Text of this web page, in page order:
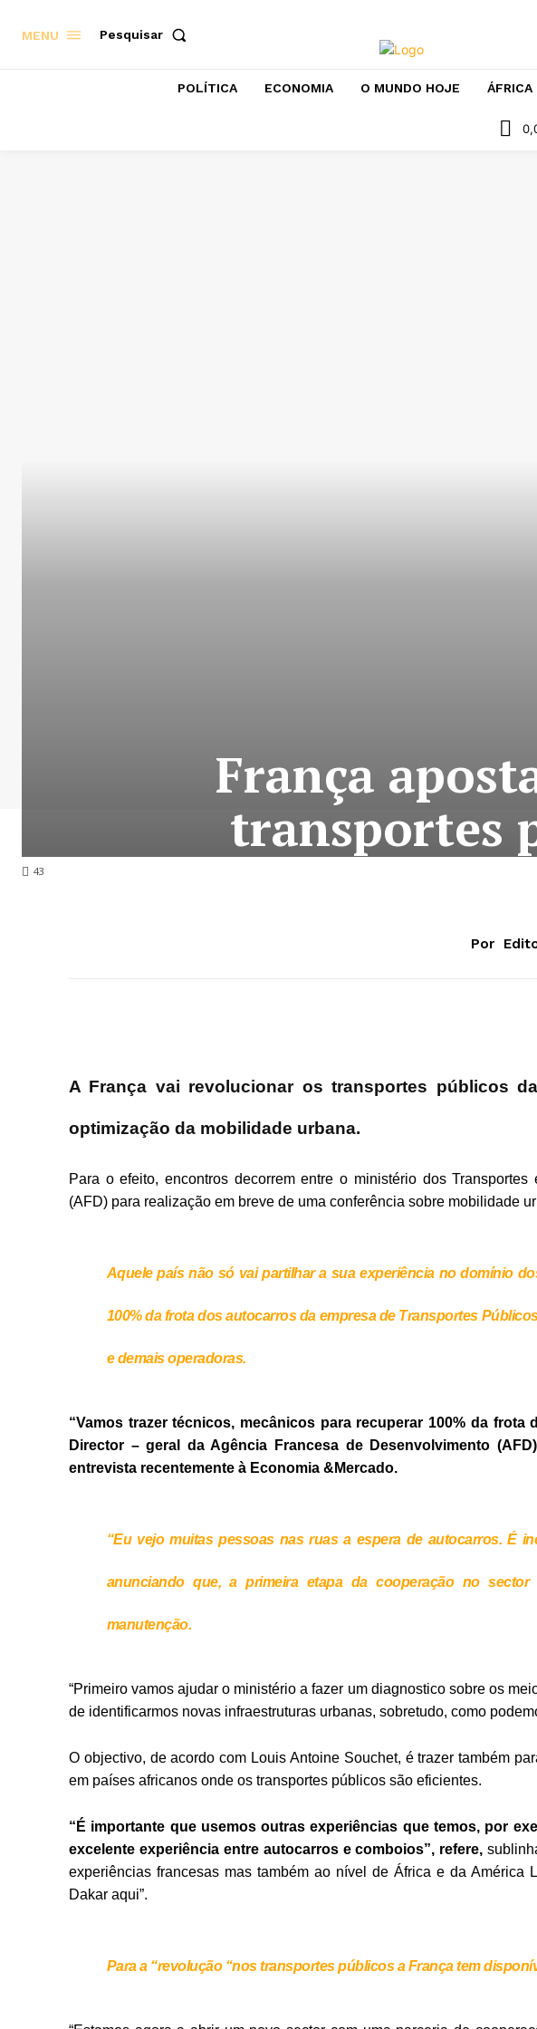
MENU Pesquisar
POLÍTICA ECONOMIA O MUNDO HOJE ÁFRICA
43
França
transportes
Por
A França vai revolucionar os transportes públicos
optimização da mobilidade urbana.
Para o efeito, encontros decorrem entre o ministério dos
(AFD) para realização em breve de uma conferência sobre mobilidade
Aquele país não só vai partilhar a sua experiência no domínio
100% da frota dos autocarros da empresa de Transportes
e demais operadoras.
“Vamos trazer técnicos, mecânicos para recuperar 100% da
Director – geral da Agência Francesa de Desenvolvimento
entrevista recentemente à Economia &Mercado.
“Eu vejo muitas pessoas nas ruas a espera de autocarros. É
anunciando que, a primeira etapa da cooperação no
manutenção.
“Primeiro vamos ajudar o ministério a fazer um diagnostico sobre os
de identificarmos novas infraestruturas urbanas, sobretudo, como
O objectivo, de acordo com Louis Antoine Souchet, é trazer também
em países africanos onde os transportes públicos são eficientes.
“É importante que usemos outras experiências que temos, por
excelente experiência entre autocarros e comboios”, refere,
experiências francesas mas também ao nível de África e da América
Dakar aqui”.
Para a “revolução “nos transportes públicos a França tem